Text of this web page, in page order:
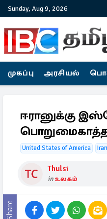
Sunday, Aug 9, 2026
முகப்பு அரசியல்
ஈரானுக்கு
United States of America Iran
Thulsi
inஉலகம்
Share